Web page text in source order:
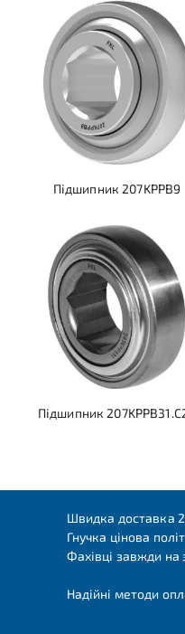
Підшипник 207KPPB9
Підшипник
Швидка доставка
Гнучка цінова
Фахівці завжди на
Надійні методи